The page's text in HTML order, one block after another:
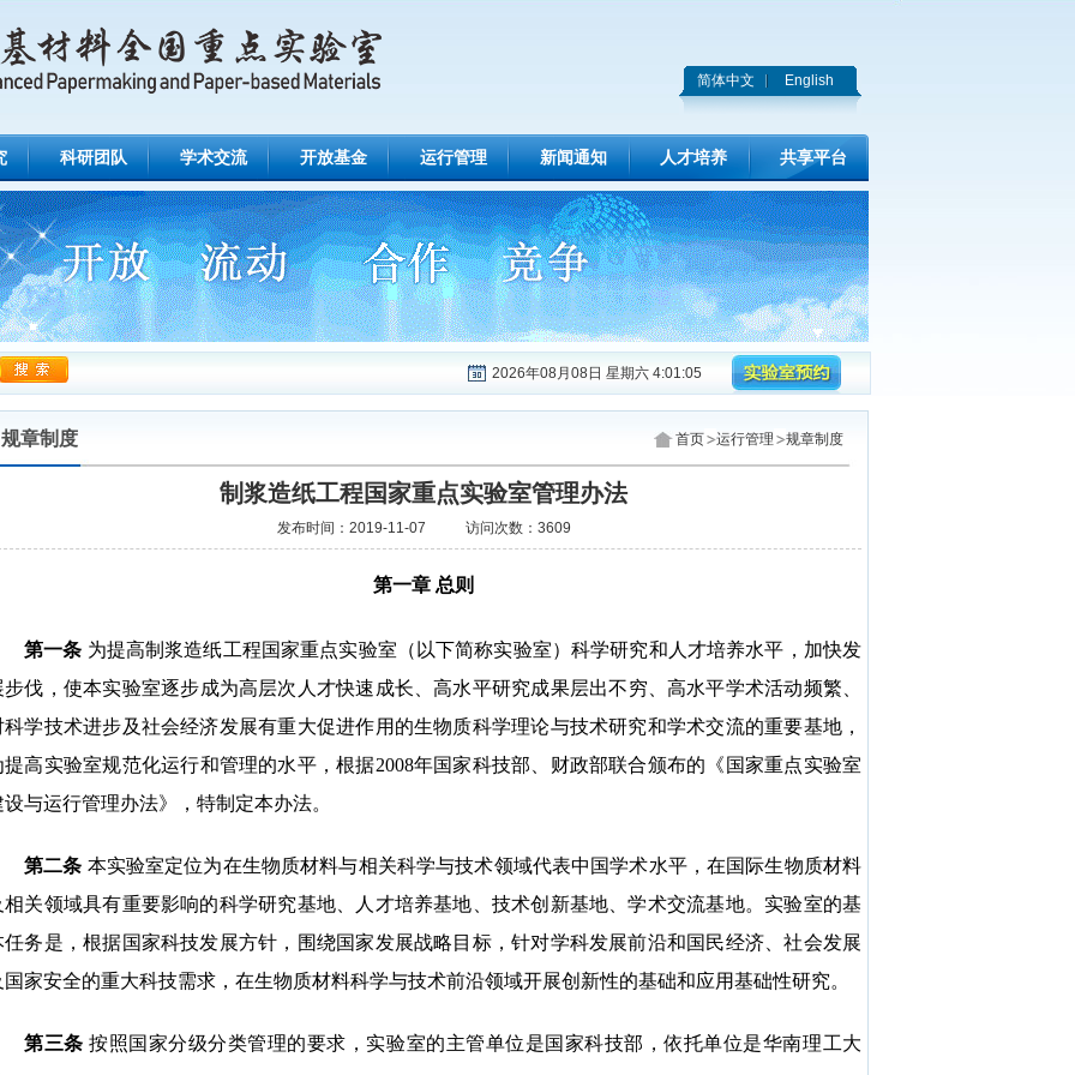
简体中文 English
科研团队 学术交流 开放基金 运行管理 新闻通知 人才培养 共享平台
2026年08月08日 星期六 4:01:06
规章制度 首页 运行管理 规章制度
制浆造纸工程国家重点实验室管理办法
发布时间： 2019-11-07 访问次数： 3609
第一章 总则
第一条 为提高制浆造纸工程国家重点实验室（以下简称实验室）科学研究和人才培养水平，加快发
伐， 使本实验室逐步成为高层次人才快速成长、高水平研究成果层出不穷、高水平学术活动频繁、
科学技术进步及社会经济发展有重大促进作用的生物质科学理论与技术研究和学术交流的重要基地，
提高实验室规范化运行和管理的水平，根据2008年国家科技部、财政部联合颁布的《国家重点实验室
设与运行管理办法》
， 特制定本办法。
第二条 本实验室定位为在生物质材料与相关科学与技术领域代表中国学术水平，在国际生物质材料
相关领域具有重要影响的科学研究基地、人才培养基地、技术创新基地、学术交流基地。实验室的基
任务是，根据国家科技发展方针，围绕国家发展战略目标，针对学科发展前沿和国民经济、社会发展
国家安全的重大科技需求，在生物质材料科学与技术前沿领域开展创新性的基础和应用基础性研究。
第三条 按照国家分级分类管理的要求，实验室的主管单位是国家科技部，依托单位是华南理工大